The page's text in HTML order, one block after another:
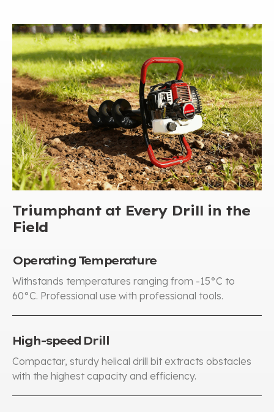
Triumphant at Every Drill in the
Field
Operating Temperature
Withstands temperatures ranging from -15°C to
60°C. Professional use with professional tools.
High-speed Drill
Compactar, sturdy helical drill bit extracts obstacles
with the highest capacity and efficiency.